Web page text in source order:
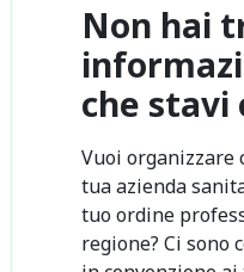
Non hai
che stavi
Vuoi
tua azienda
tuo ordine
regione? Ci sono